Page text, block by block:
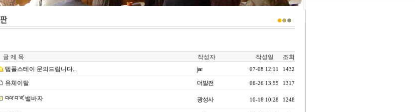
글 제 목 작성자 작성일 조회
템플스테이 문의드립니다.. jae 07-08 12:11 1432
유체이탈 더발전 06-26 13:55 1317
བལ་བ་ཛ 밸바자 광성사 10-18 10:28 1248